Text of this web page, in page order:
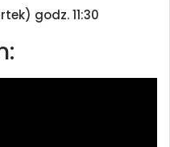
godz. 11:30